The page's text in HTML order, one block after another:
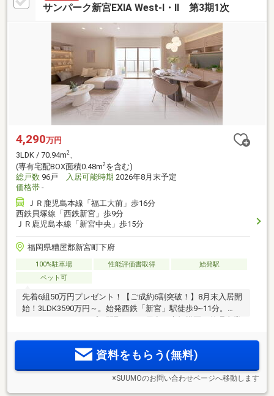
サンパーク新宮EXIA West-I・II 第3期1次
4,290万円
3LDK / 70.94m2、
(専有宅配BOX面積0.48m2 を含む)
総戸数 96戸 入居可能時期 2026年8月末予定
価格帯 -
ＪＲ鹿児島本線「福工大前」歩16分
西鉄貝塚線「西鉄新宮」歩9分
ＪＲ鹿児島本線「新宮中央」歩15分
福岡県糟屋郡新宮町下府
100%駐車場 性能評価書取得
始発駅
ペット可
先着6組50万円プレゼント！【ご成約6割突破！】8月末入居開
始！3LDK3590万円～。始発西鉄「新宮」駅徒歩9~11分。
2LDK~4LDK10タイプの間取りをご用意。大規模区画整理事業
能。ZEH-M Oriented・エネファーム・住戸前専用宅配ボック
ス・玄関前ゴミ回収サービス。資料をもらう(無料)
※SUUMOのお問い合わせページへ移動します